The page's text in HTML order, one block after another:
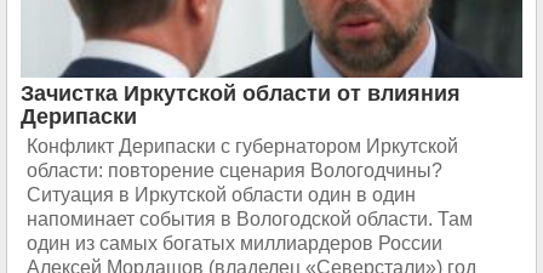
Зачистка Иркутской области от влияния
Дерипаски
Конфликт Дерипаски с губернатором Иркутской
области: повторение сценария Вологодчины?
Ситуация в Иркутской области один в один
напоминает события в Вологодской области. Там
один из самых богатых миллиардеров России
Алексей Мордашов (владелец «Северстали») год